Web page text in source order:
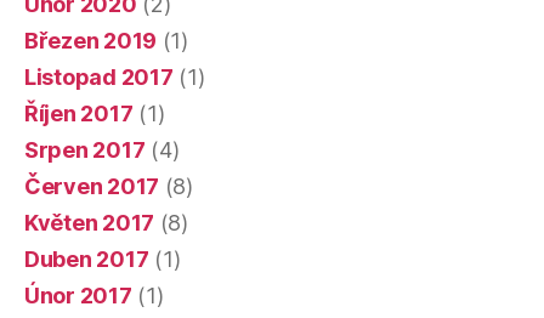
Březen 2019 (1)
Listopad 2017 (1)
Říjen 2017 (1)
Srpen 2017 (4)
Červen 2017 (8)
Květen 2017 (8)
Duben 2017 (1)
Únor 2017 (1)